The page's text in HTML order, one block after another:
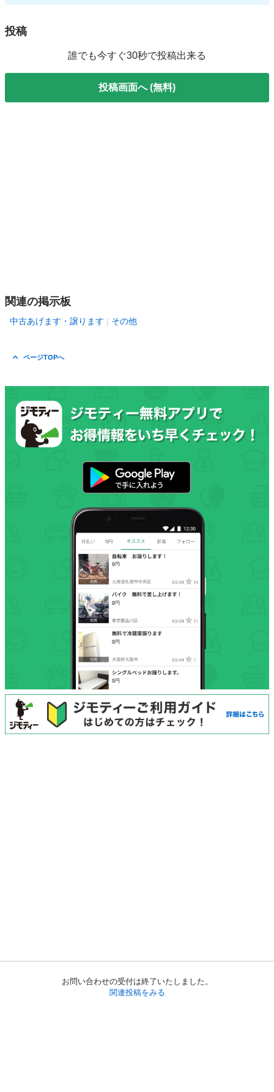
お問い合わせの受付は終了いたしました。
関連投稿をみる
投稿
誰でも今すぐ30秒で投稿出来る
投稿画面へ (無料)
関連の掲示板
中古あげます・譲ります その他
ページTOPへ